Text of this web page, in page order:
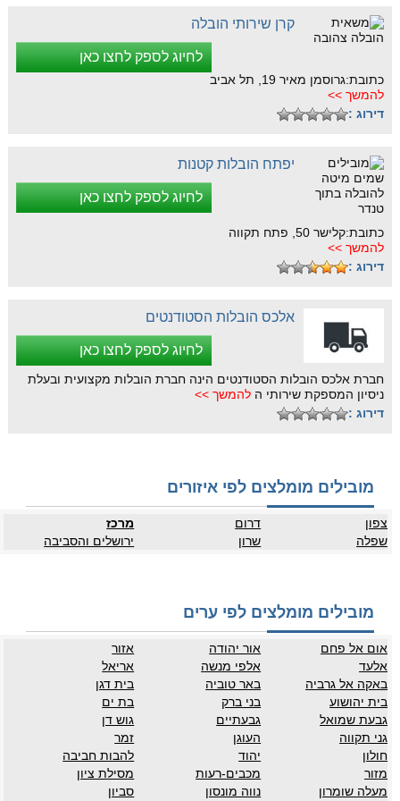
קרן שירותי הובלה
לחיוג לספק לחצו כאן
כתובת:גרוסמן מאיר 19, תל אביב
להמשך >>
דירוג :
יפתח הובלות קטנות
לחיוג לספק לחצו כאן
כתובת:קלישר 50, פתח תקווה
להמשך >>
דירוג :
אלכס הובלות הסטודנטים
לחיוג לספק לחצו כאן
חברת אלכס הובלות הסטודנטים הינה חברת הובלות מקצועית ובעלת
ניסיון המספקת שירותי ה להמשך >>
דירוג :
מובילים מומלצים לפי איזורים
צפון דרום
מרכז
שפלה
שרון ירושלים והסביבה
מובילים מומלצים לפי ערים
אום אל פחם אור יהודה
אזור
אלעד
אלפי מנשה
אריאל
באקה אל גרביה
באר טוביה
בית דגן
בית יהושוע
בני ברק
בת ים
גבעת שמואל
גבעתיים
גוש דן
גני תקווה
העוגן
זמר
חולון
יהוד
להבות חביבה
מזור
מכבים-רעות
מסילת ציון
מעלה שומרון
נווה מונסון
סביון